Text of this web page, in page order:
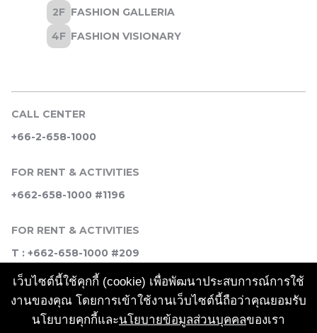
เว็บไซต์นี้ใช้คุกกี้ (cookie) เพื่อพัฒนาประสบการณ์การใช้
งานของคุณ โดยการเข้าใช้งานเว็บไซต์นี้ถือว่าคุณยอมรับ
นโยบายคุกกี้และนโยบายข้อมูลส่วนบุคคลของเรา
CALL CENTER
+66-2-658-1000
FOR RENT & ACTIVITIES
+662-658-1000 #1196
FOR RENT & ACTIVITIES
T : +662-658-1000 #209
SOCIAL MEDIA